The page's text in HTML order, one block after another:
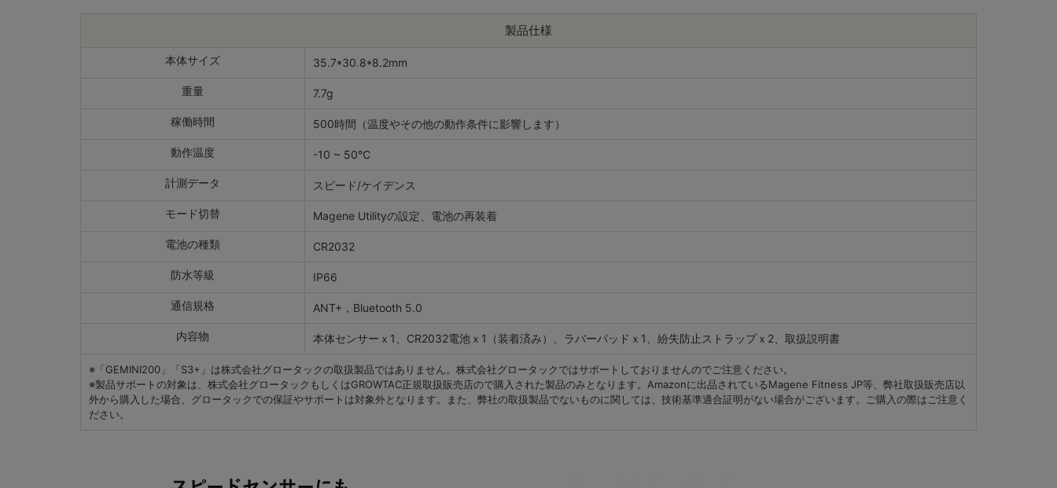
製品仕様
本体サイズ 35.7*30.8*8.2mm
重量 7.7g
稼働時間 500時間（温度やその他の動作条件に影響します）
動作温度 -10 ~ 50℃
計測データ スピード/ケイデンス
モード切替 Magene Utilityの設定、電池の再装着
電池の種類 CR2032
防水等級 IP66
通信規格 ANT+，Bluetooth 5.0
内容物 本体センサーｘ1、CR2032電池ｘ1（装着済み）、ラバーパッドｘ1、紛失防止ストラップｘ2、取扱説明書
※「GEMINI200」「S3+」は株式会社グロータックの取扱製品ではありません。株式会社グロータックではサポートしておりませんのでご注意ください。
※製品サポートの対象は、株式会社グロータックもしくはGROWTAC正規取扱販売店ので購入された製品のみとなります。Amazonに出品されているMagene Fitness JP等、弊社取扱販売店以
外から購入した場合、グロータックでの保証やサポートは対象外となります。また、弊社の取扱製品でないものに関しては、技術基準適合証明がない場合がございます。ご購入の際はご注意く
ださい。